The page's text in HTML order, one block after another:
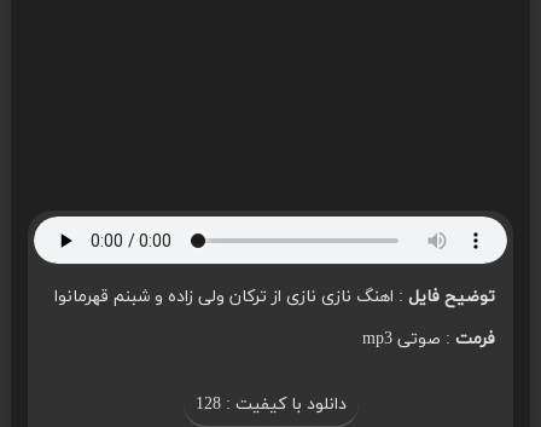
توضیح فایل: اهنگ نازی نازی از ترکان ولی زاده و شبنم قهرمانوا
فرمت: صوتی mp3
دانلود با کیفیت : 128